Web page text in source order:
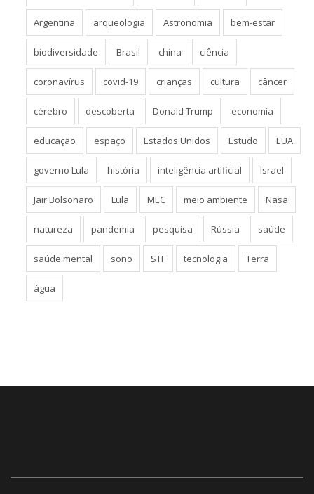
Argentina arqueologia Astronomia bem-estar
biodiversidade Brasil china ciência
coronavírus covid-19 crianças cultura câncer
cérebro descoberta Donald Trump economia
educação espaço Estados Unidos Estudo EUA
governo Lula história inteligência artificial Israel
Jair Bolsonaro Lula MEC meio ambiente Nasa
natureza pandemia pesquisa Rússia saúde
saúde mental sono STF tecnologia Terra
água